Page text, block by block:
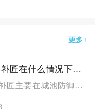
更多+
攻城掠地修补匠在什么情况下能派上用场
攻城掠地修补匠主要在城池防御拉锯战、装备洗练资源积累、跨服攻...